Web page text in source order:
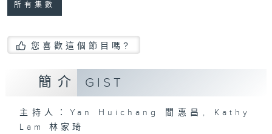
所有集數
您喜歡這個節目嗎?
簡介 GIST
主持人：Yan Huichang 閻惠昌, Kathy
Lam 林家琦